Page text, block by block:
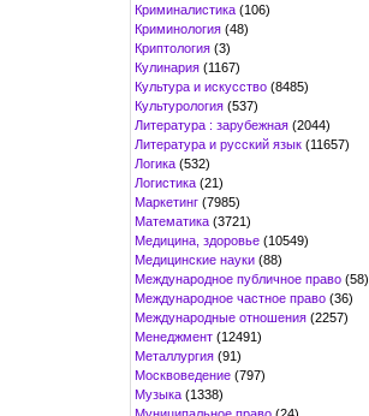
Криминалистика (106)
Криминология (48)
Криптология (3)
Кулинария (1167)
Культура и искусство (8485)
Культурология (537)
Литература : зарубежная (2044)
Литература и русский язык (11657)
Логика (532)
Логистика (21)
Маркетинг (7985)
Математика (3721)
Медицина, здоровье (10549)
Медицинские науки (88)
Международное публичное право (58)
Международное частное право (36)
Международные отношения (2257)
Менеджмент (12491)
Металлургия (91)
Москвоведение (797)
Музыка (1338)
Муниципальное право (24)